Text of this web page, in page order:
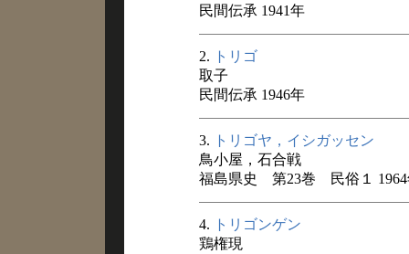
民間伝承 1941年
2.
トリゴ
取子
民間伝承 1946年
3.
トリゴヤ，イシガッセン
鳥小屋，石合戦
福島県史 第23巻 民俗１ 1964
4.
トリゴンゲン
鶏権現